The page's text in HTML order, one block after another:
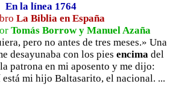
En la línea 1764
La Biblia en España
Tomás Borrow y Manuel Azaña
pero no antes de tres meses.» Una
desayunaba con los pies encima del
la patrona en mi aposento y me dijo:
mi hijo Baltasarito, el nacional. ...